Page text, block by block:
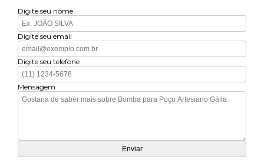
Digite seu nome
Digite seu email
Digite seu telefone
Mensagem